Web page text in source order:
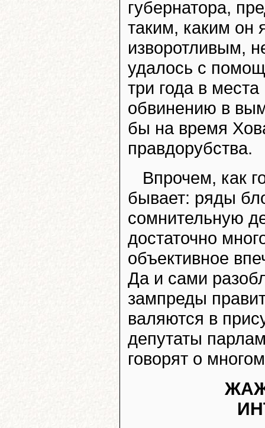
губернатора,
таким, каким он
изворотливым,
удалось с
три года в
обвинению в
бы на время
правдорубства.
Впрочем, как
бывает: ряды
сомнительную
достаточно
объективное
Да и сами
зампреды
валяются в
депутаты
говорят о